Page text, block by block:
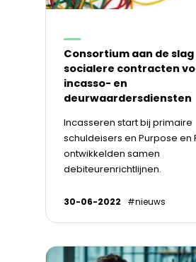
Consortium aan de
socialere contracten
incasso- en
deurwaardersdiensten
Incasseren start bij primaire
schuldeisers en Purpose en
ontwikkelden samen
debiteurenrichtlijnen.
30-06-2022 #nieuws